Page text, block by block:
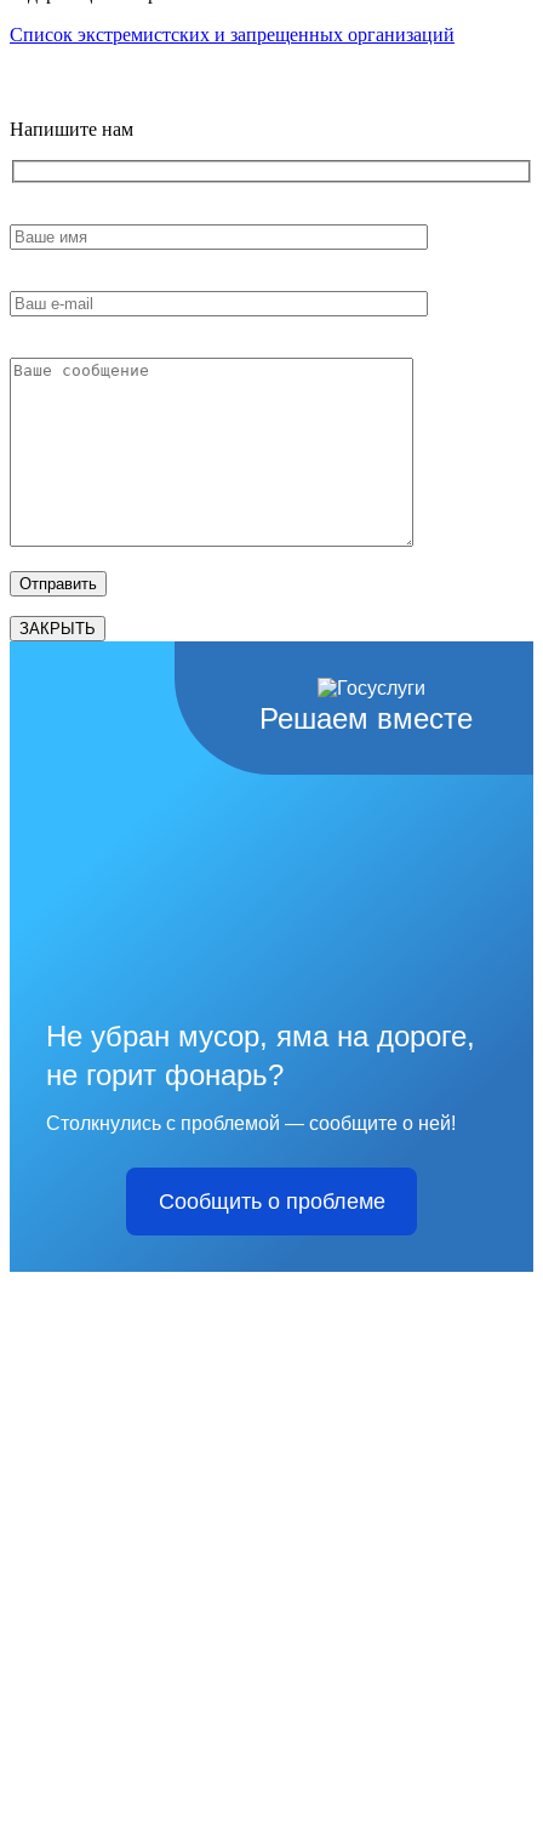
Список экстремистских и запрещенных организаций
Напишите нам
ЗАКРЫТЬ
Решаем вместе
Не убран мусор, яма на дороге,
не горит фонарь?
Столкнулись с проблемой — сообщите о ней!
Сообщить о проблеме